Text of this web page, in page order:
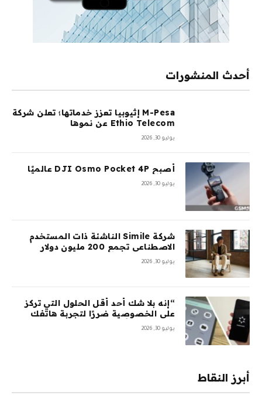
أحدث المنشورات
M-Pesa إثيوبيا تعزز خدماتها؛ تعلن شركة
Ethio Telecom عن نموها
يوليو 30, 2026
أصبح DJI Osmo Pocket 4P عالميًا
يوليو 30, 2026
شركة Simile الناشئة ذات المستخدم
الاصطناعي تجمع 200 مليون دولار
السلسلة A بقيمة 100 مليون دولار
يوليو 30, 2026
“إنه بلا شك أحد أقل الحلول التي تركز
على الخصوصية ضررًا لتجربة هاتفك
المحمول”: أمضيت شهرًا في اختبار
يوليو 30, 2026
أبرز النقاط